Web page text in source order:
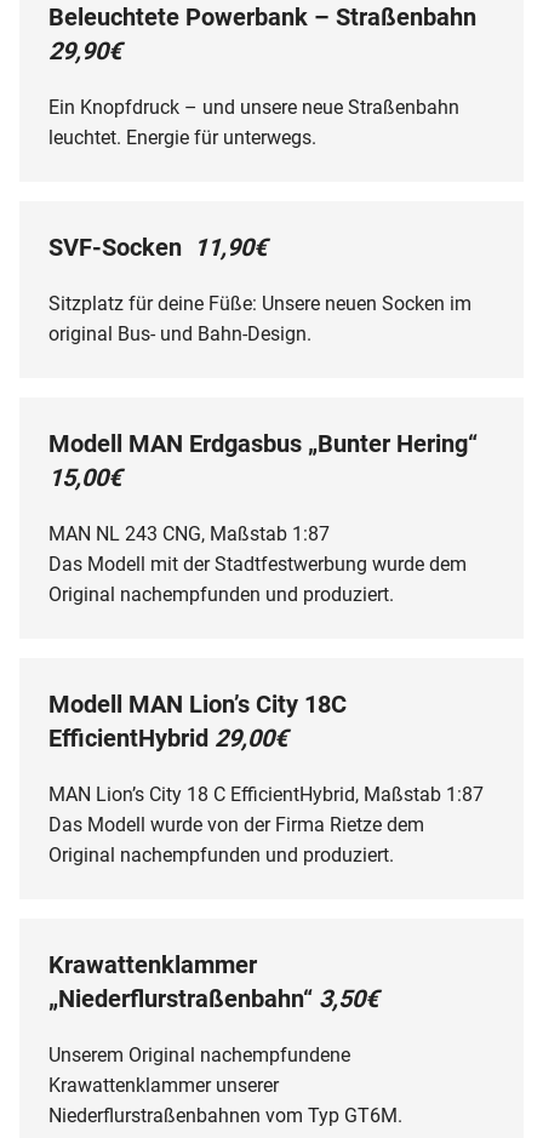
Beleuchtete Powerbank – Straßenbahn
29,90€
Ein Knopfdruck – und unsere neue Straßenbahn
leuchtet. Energie für unterwegs.
SVF-Socken 11,90€
Sitzplatz für deine Füße: Unsere neuen Socken im
original Bus- und Bahn-Design.
Modell MAN Erdgasbus „Bunter Hering“
15,00€
MAN NL 243 CNG, Maßstab 1:87
Das Modell mit der Stadtfestwerbung wurde dem
Original nachempfunden und produziert.
Modell MAN Lion’s City 18C
EfficientHybrid 29,00€
MAN Lion’s City 18 C EfficientHybrid, Maßstab 1:87
Das Modell wurde von der Firma Rietze dem
Original nachempfunden und produziert.
Krawattenklammer
„Niederflurstraßenbahn“ 3,50€
Unserem Original nachempfundene
Krawattenklammer unserer
Niederflurstraßenbahnen vom Typ GT6M.